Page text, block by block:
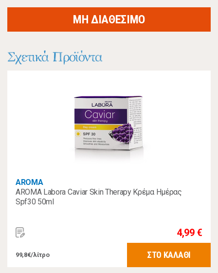
ΜΗ ΔΙΑΘΕΣΙΜΟ
Σχετικά Προϊόντα
AROMA
AROMA Labora Caviar Skin Therapy Κρέμα Ημέρας
Spf30 50ml
4,99 €
99,8€/λίτρο ΣΤΟ ΚΑΛΑΘΙ